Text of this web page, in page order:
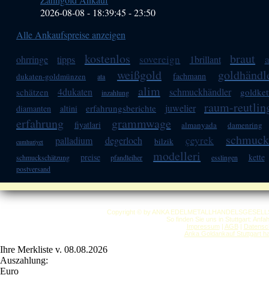
2026-08-08 - 18:39:45 -23:50
Alle Ankaufspreise anzeigen
ohrringe
tipps kostenlos sovereign 1brillant braut
dukaten-goldmünzen ata weißgold fachmann
schätzen 4dukaten inzahlung alim schmuckhändler
diamanten altini erfahrungsberichte juwelier
raum-
erfahrung
fiyatlari grammwage almanyada damenring
cumhuriyet palladium degerloch bilzik çeyrek schmuck
schmuckschätzung preise pfandleiher modelleri esslingen kette
postversand
Copyright © by ANKA
So finden Sie uns in Stuttgart:
Impressum| AGB|
Anka Goldankauf Stuttgart
Ihre Merkliste v. 08.08.2026
Auszahlung:
Euro